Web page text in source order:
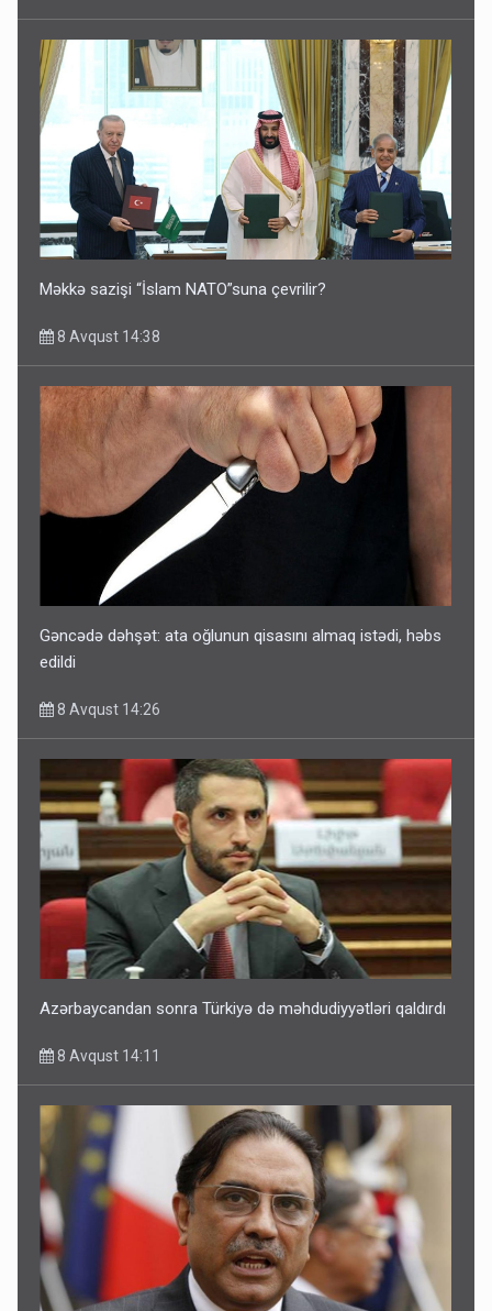
Məkkə sazişi “İslam NATO”suna çevrilir?
8 Avqust 14:38
Gəncədə dəhşət: ata oğlunun qisasını almaq istədi, həbs
edildi
8 Avqust 14:26
Azərbaycandan sonra Türkiyə də məhdudiyyətləri qaldırdı
8 Avqust 14:11